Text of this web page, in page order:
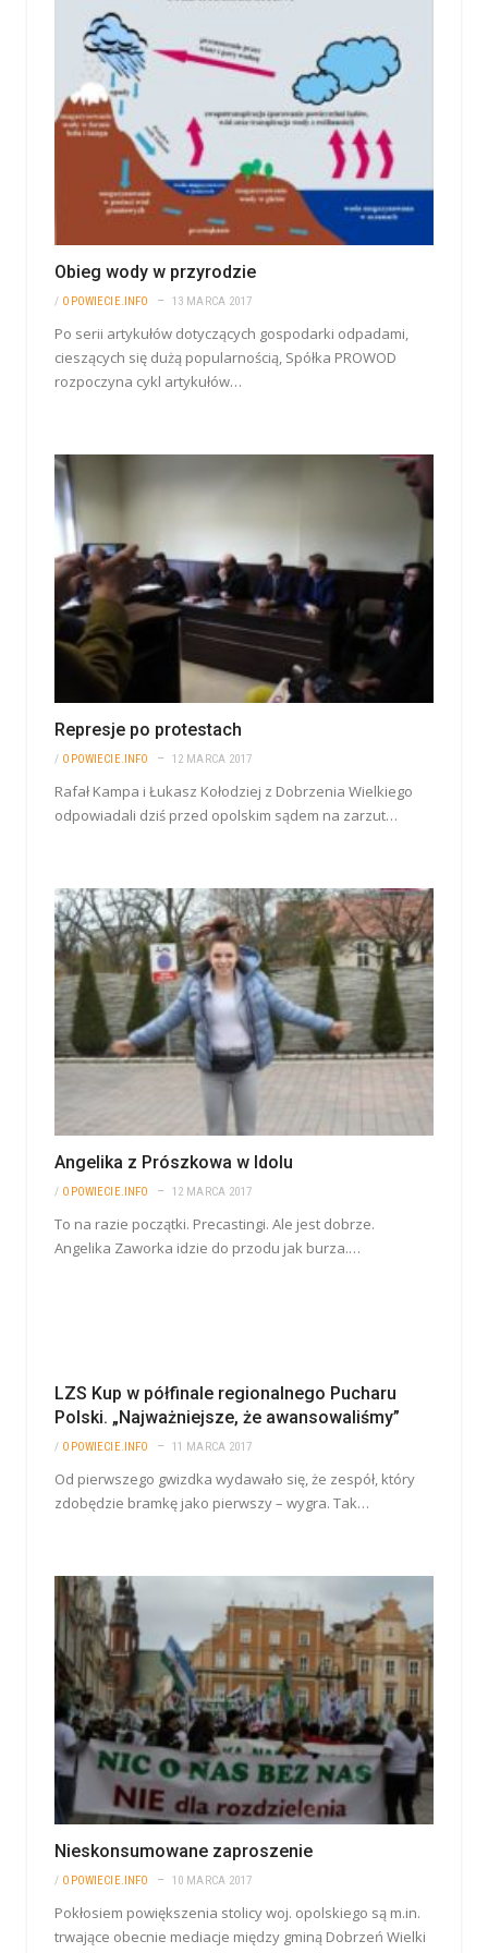
Obieg wody w przyrodzie
/ OPOWIECIE.INFO 13 MARCA 2017
Po serii artykułów dotyczących gospodarki odpadami,
cieszących się dużą popularnością, Spółka PROWOD
rozpoczyna cykl artykułów…
Represje po protestach
/ OPOWIECIE.INFO 12 MARCA 2017
Rafał Kampa i Łukasz Kołodziej z Dobrzenia Wielkiego
odpowiadali dziś przed opolskim sądem na zarzut…
Angelika z Prószkowa w Idolu
/ OPOWIECIE.INFO 12 MARCA 2017
To na razie początki. Precastingi. Ale jest dobrze.
Angelika Zaworka idzie do przodu jak burza.…
LZS Kup w półfinale regionalnego Pucharu
Polski. „Najważniejsze, że awansowaliśmy”
/ OPOWIECIE.INFO 11 MARCA 2017
Od pierwszego gwizdka wydawało się, że zespół, który
zdobędzie bramkę jako pierwszy – wygra. Tak…
Nieskonsumowane zaproszenie
/ OPOWIECIE.INFO 10 MARCA 2017
Pokłosiem powiększenia stolicy woj. opolskiego są m.in.
trwające obecnie mediacje między gminą Dobrzeń Wielki